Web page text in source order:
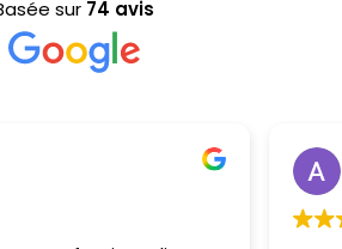
sur 74 avis